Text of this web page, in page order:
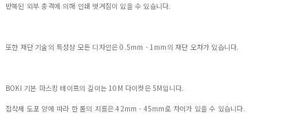
반복된 외부 충격에 의해 인쇄 벗겨짐이 있을 수 있습니다.
또한 재단 기술의 특성상 모든 디자인은 0.5mm - 1mm의 재단 오차가 있습니다.
BOKI 기본 마스킹 테이프의 길이는 10M 다이컷은 5M입니다.
접착제 도포 양에 따라 한 롤의 지름은 42mm - 45mm로 차이가 있을 수 있습니다.